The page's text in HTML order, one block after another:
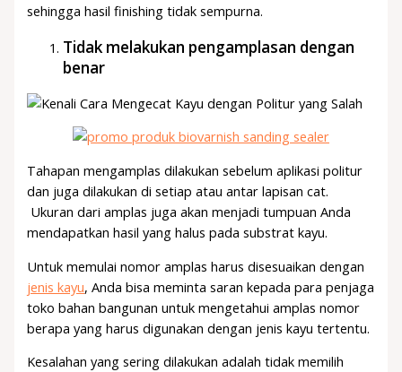
sehingga hasil finishing tidak sempurna.
Tidak melakukan pengamplasan dengan
benar
Tahapan mengamplas dilakukan sebelum aplikasi politur
dan juga dilakukan di setiap atau antar lapisan cat.
Ukuran dari amplas juga akan menjadi tumpuan Anda
mendapatkan hasil yang halus pada substrat kayu.
Untuk memulai nomor amplas harus disesuaikan dengan
jenis kayu, Anda bisa meminta saran kepada para penjaga
toko bahan bangunan untuk mengetahui amplas nomor
berapa yang harus digunakan dengan jenis kayu tertentu.
Kesalahan yang sering dilakukan adalah tidak memilih